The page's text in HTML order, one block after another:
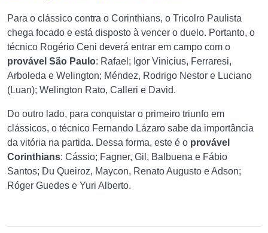
Para o clássico contra o Corinthians, o Tricolro Paulista
chega focado e está disposto à vencer o duelo. Portanto, o
técnico Rogério Ceni deverá entrar em campo com o
provável São Paulo: Rafael; Igor Vinicius, Ferraresi,
Arboleda e Welington; Méndez, Rodrigo Nestor e Luciano
(Luan); Welington Rato, Calleri e David.
Do outro lado, para conquistar o primeiro triunfo em
clássicos, o técnico Fernando Lázaro sabe da importância
da vitória na partida. Dessa forma, este é o provável
Corinthians: ​​Cássio; Fagner, Gil, Balbuena e Fábio
Santos; Du Queiroz, Maycon, Renato Augusto e Adson;
Róger Guedes e Yuri Alberto.